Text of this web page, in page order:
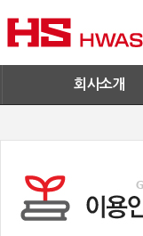
회사소개
기업IR